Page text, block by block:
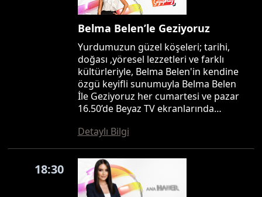
Belma Belen’le Geziyoruz
Yurdumuzun güzel köşeleri; tarihi,
doğası ,yöresel lezzetleri ve farklı
kültürleriyle, Belma Belen'in kendine
özgü keyifli sunumuyla Belma Belen
İle Geziyoruz her cumartesi ve pazar
16.50’de Beyaz TV ekranlarında…
Detaylı Bilgi
18:30